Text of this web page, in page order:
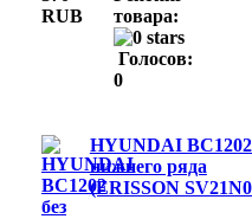
RUB
товара:
Голосов:
0
HYUNDAI BC1202
нижнего ряда
(ERISSON